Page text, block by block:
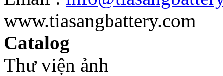
www.tiasangbattery.com
Catalog
Thư viện ảnh